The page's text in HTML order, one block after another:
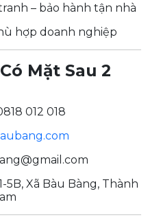
– bảo hành tận nhà
hợp doanh nghiệp
Mặt Sau 2
012 018
5B, Xã Bàu Bàng, Thành